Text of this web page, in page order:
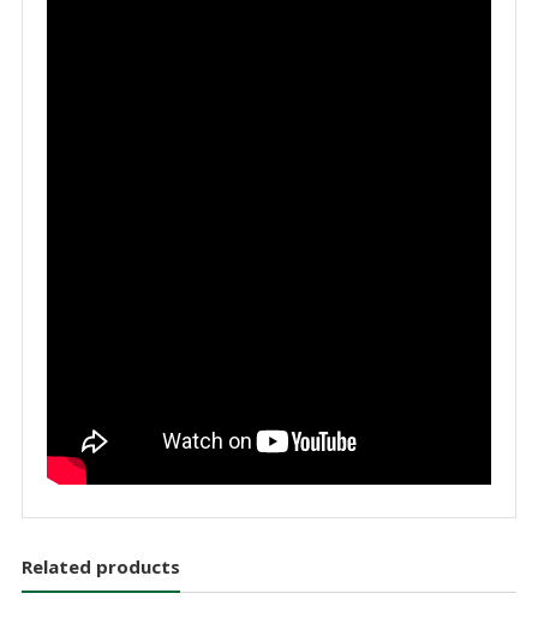
Related products